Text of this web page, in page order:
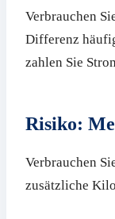
Verbrauchen
Differenz
zahlen Sie
Risiko:
Verbrauchen
zusätzliche